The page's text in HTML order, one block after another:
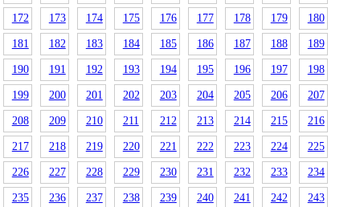
172 173 174 175 176 177 178 179 180
181 182 183 184 185 186 187 188 189
190 191 192 193 194 195 196 197 198
199 200 201 202 203 204 205 206 207
208 209 210 211 212 213 214 215 216
217 218 219 220 221 222 223 224 225
226 227 228 229 230 231 232 233 234
235 236 237 238 239 240 241 242 243